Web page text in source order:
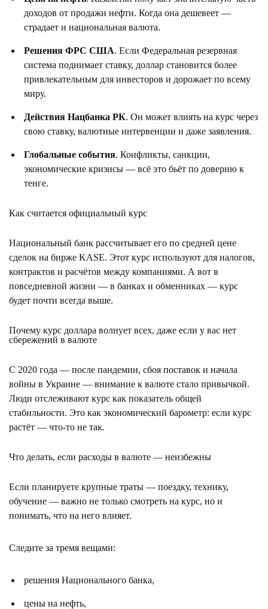
доходов от продажи нефти. Когда она дешевеет —
страдает и национальная валюта.
Решения ФРС США. Если Федеральная резервная
система поднимает ставку, доллар становится более
привлекательным для инвесторов и дорожает по всему
миру.
Действия Нацбанка РК. Он может влиять на курс через
свою ставку, валютные интервенции и даже заявления.
Глобальные события. Конфликты, санкции,
экономические кризисы — всё это бьёт по доверию к
тенге.
Как считается официальный курс
Национальный банк рассчитывает его по средней цене
сделок на бирже KASE. Этот курс используют для налогов,
контрактов и расчётов между компаниями. А вот в
повседневной жизни — в банках и обменниках — курс
будет почти всегда выше.
Почему курс доллара волнует всех, даже если у вас нет
сбережений в валюте
С 2020 года — после пандемии, сбоя поставок и начала
войны в Украине — внимание к валюте стало привычкой.
Люди отслеживают курс как показатель общей
стабильности. Это как экономический барометр: если курс
растёт — что-то не так.
Что делать, если расходы в валюте — неизбежны
Если планируете крупные траты — поездку, технику,
обучение — важно не только смотреть на курс, но и
понимать, что на него влияет.
Следите за тремя вещами:
решения Национального банка,
цены на нефть,